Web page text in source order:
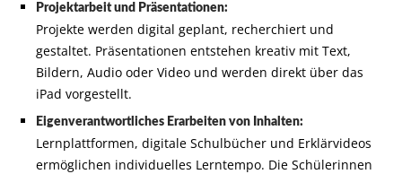
Projektarbeit und Präsentationen:
Projekte werden digital geplant, recherchiert und
gestaltet. Präsentationen entstehen kreativ mit Text,
Bildern, Audio oder Video und werden direkt über das
iPad vorgestellt.
Eigenverantwortliches Erarbeiten von Inhalten:
Lernplattformen, digitale Schulbücher und Erklärvideos
ermöglichen individuelles Lerntempo. Die Schülerinnen